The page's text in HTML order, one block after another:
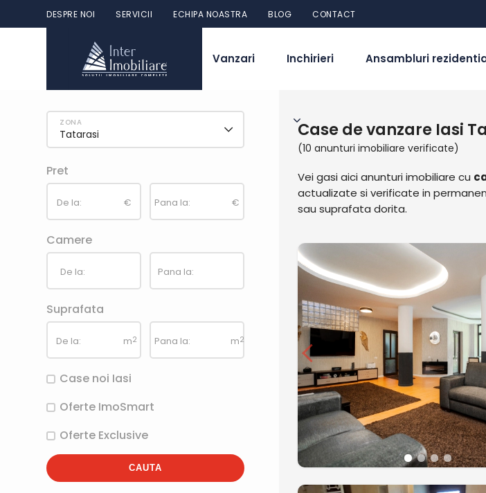
DESPRE NOI SERVICII ECHIPA NOASTRA BLOG CONTACT
Vanzari Inchirieri Ansambluri
Tatarasi
Pret
De la: € Pana la: €
Camere
De la: Pana la:
Suprafata
De la: m2 Pana la: m2
Case noi Iasi
Oferte ImoSmart
Oferte Exclusive
CAUTA
Case de vanzare Iasi
(10 anunturi imobiliare verificate)
Vei gasi aici anunturi imobiliare cu
actualizate si verificate in
sau suprafata dorita.